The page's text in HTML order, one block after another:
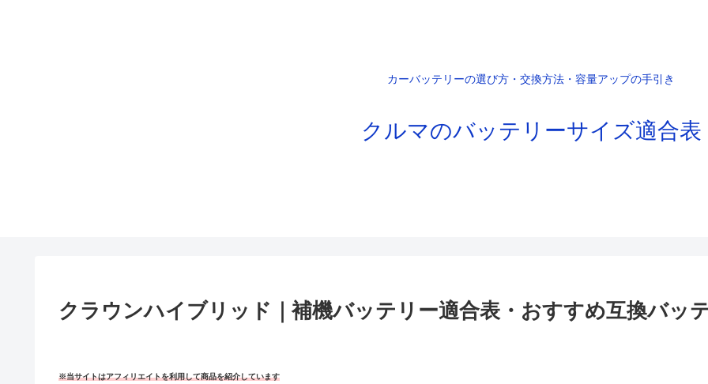
カーバッテリーの選び方・交換方法・容量アップの手引き
クルマのバッテリーサイズ適合表
クラウンハイブリッド｜補機バッテリー適合表・おすすめ互換バッ
※当サイトはアフィリエイトを利用して商品を紹介しています